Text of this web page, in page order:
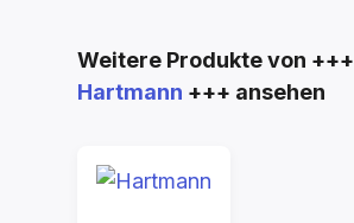
Produktgalerie überspringen
Weitere Produkte von +++
Hartmann +++ ansehen